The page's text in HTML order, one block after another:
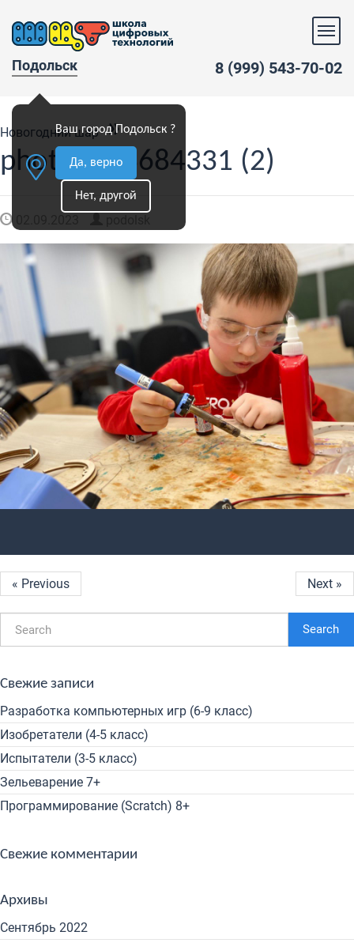
Подольск
Ваш город Подольск ?
Да, верно
Нет, другой
8 (999) 543-70-02
Новогодний шар»
photo1693684331 (2)
« Previous Next »
Search
Свежие записи
Разработка компьютерных игр (6-9 класс)
Изобретатели (4-5 класс)
Испытатели (3-5 класс)
Зельеварение 7+
Программирование (Scratch) 8+
Свежие комментарии
Архивы
Сентябрь 2022